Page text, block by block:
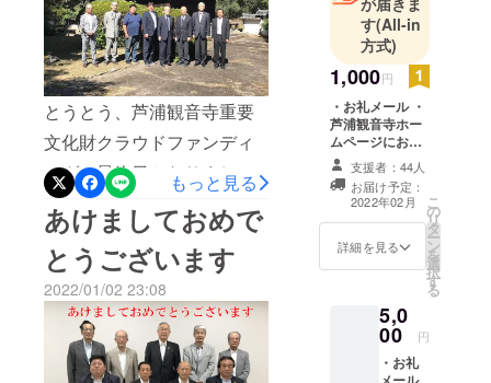
せんでした。皆さま、本当
にありがとうございまし
た。ただ、本来必要な額
1,400万円まではまだまだ遠
い道のりであり、2回目のク
ラウドファンディング等、
今後の活動について、備え
ていきたいと思います。ま
た、お知らせできる情報等
は、今回作成したSNSアカ
ウント等を活用し、もっと
芦浦観音寺のことを知って
とうとう、芦浦観音寺重要
文化財クラウドファンディ
ングの最終日となりまし
た。あと11時間余りで終了
です。1/11の12時現在、当
初目標額の98%、あと少し
です（総目標のためにはま
だまだ必要ですが、まずは
目の前のゴールを目指しま
もっと見る
あけましておめで
とうございます
2022/01/02 23:08
す(All-in
方式)
1,000円
・お礼メール ・
芦浦観音寺ホー
ムページにお名
前記載（※ご支援
時に、必ず備考
欄に記載するご
希望のお名前を
記入してくださ
い。記載不要の
要”と記入してく
支援者：44人
お届け予定：
2022年02月
詳細を見る
こ
の
リ
タ
ー
ン
を
選
択
す
る
5,0
00 円
・お礼